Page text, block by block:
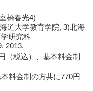
橋春光4)
道大学教育学院, 3)北海
研究科
2013.
（税込）、基本料金制
料金制の方共に770円